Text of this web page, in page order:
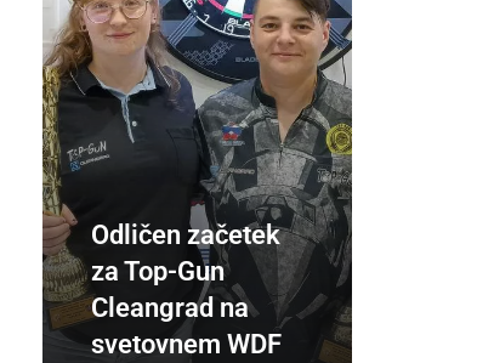
Odličen začetek
za Top-Gun
Cleangrad na
svetovnem WDF